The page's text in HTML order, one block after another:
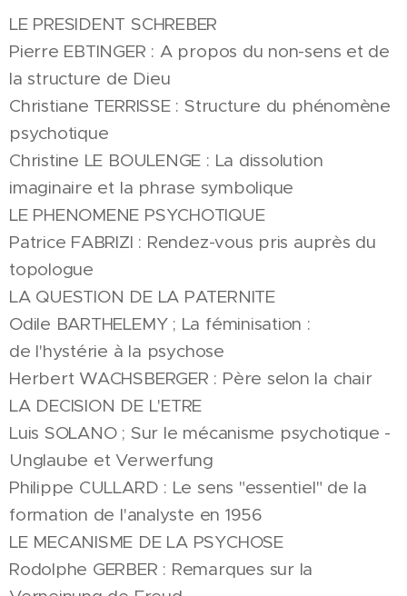
LE PRESIDENT SCHREBER
Pierre EBTINGER : A propos du non-sens et de
la structure de Dieu
Christiane TERRISSE : Structure du phénomène
psychotique
Christine LE BOULENGE : La dissolution
imaginaire et la phrase symbolique
LE PHENOMENE PSYCHOTIQUE
Patrice FABRIZI : Rendez-vous pris auprès du
topologue
LA QUESTION DE LA PATERNITE
Odile BARTHELEMY ; La féminisation :
de l'hystérie à la psychose
Herbert WACHSBERGER : Père selon la chair
LA DECISION DE L'ETRE
Luis SOLANO ; Sur le mécanisme psychotique -
Unglaube et Verwerfung
Philippe CULLARD : Le sens "essentiel" de la
formation de l'analyste en 1956
LE MECANISME DE LA PSYCHOSE
Rodolphe GERBER : Remarques sur la